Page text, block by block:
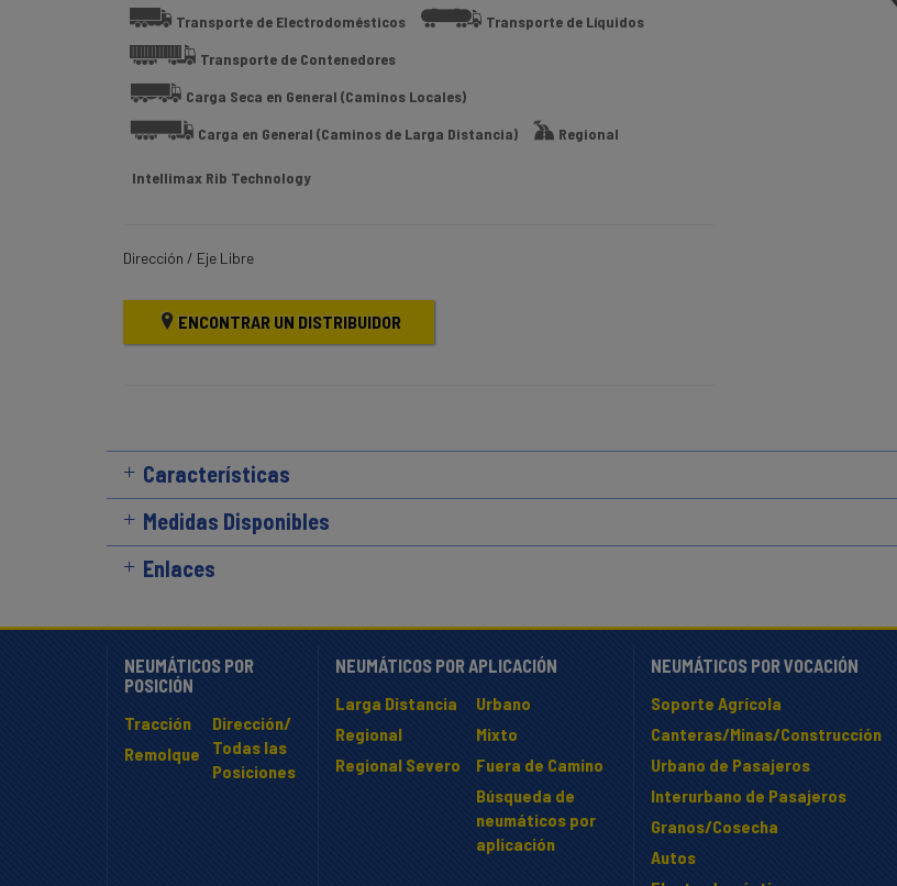
Transporte de Electrodomésticos
Transporte de Líquidos
Transporte de Contenedores
Carga Seca en General (Caminos Locales)
Carga en General (Caminos de Larga Distancia)
Regional
Intellimax Rib Technology
Dirección / Eje Libre
ENCONTRAR UN DISTRIBUIDOR
Características
Medidas Disponibles
Enlaces
NEUMÁTICOS POR
POSICIÓN
Tracción
Remolque
Dirección/
Todas las
Posiciones
NEUMÁTICOS POR APLICACIÓN
Larga Distancia
Regional
Regional Severo
Urbano
Mixto
Fuera de Camino
Búsqueda de
neumáticos por
aplicación
NEUMÁTICOS POR VOCACIÓN
Soporte Agrícola
Canteras/Minas/Construcción
Urbano de Pasajeros
Interurbano de Pasajeros
Granos/Cosecha
Autos